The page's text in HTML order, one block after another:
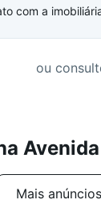
com a
ou
Mais